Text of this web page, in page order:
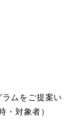
ムをご提案い
・対象者）